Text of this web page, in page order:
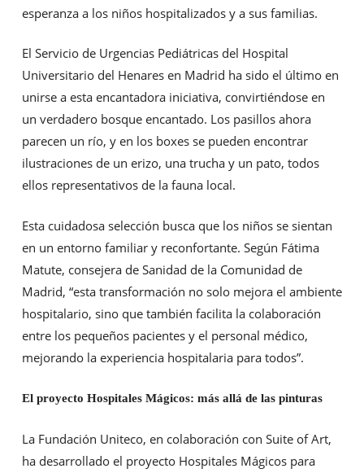
esperanza a los niños hospitalizados y a sus familias.
El Servicio de Urgencias Pediátricas del Hospital
Universitario del Henares en Madrid ha sido el último en
unirse a esta encantadora iniciativa, convirtiéndose en
un verdadero bosque encantado. Los pasillos ahora
parecen un río, y en los boxes se pueden encontrar
ilustraciones de un erizo, una trucha y un pato, todos
ellos representativos de la fauna local.
Esta cuidadosa selección busca que los niños se sientan
en un entorno familiar y reconfortante. Según Fátima
Matute, consejera de Sanidad de la Comunidad de
Madrid, “esta transformación no solo mejora el ambiente
hospitalario, sino que también facilita la colaboración
entre los pequeños pacientes y el personal médico,
mejorando la experiencia hospitalaria para todos”.
El proyecto Hospitales Mágicos: más allá de las pinturas
La Fundación Uniteco, en colaboración con Suite of Art,
ha desarrollado el proyecto Hospitales Mágicos para